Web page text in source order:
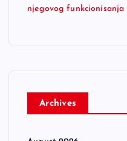
njegovog funkcionisanja
Archives